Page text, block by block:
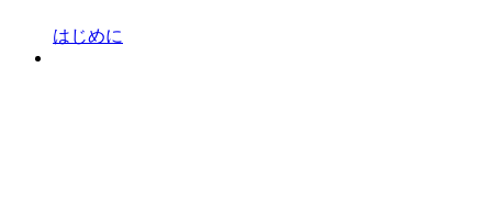
はじめに